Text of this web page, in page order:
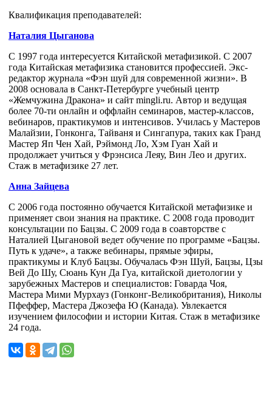
Квалификация преподавателей:
Наталия Цыганова
С 1997 года интересуется Китайской метафизикой. С 2007
года Китайская метафизика становится профессией. Экс-
редактор журнала «Фэн шуй для современной жизни». В
2008 основала в Санкт-Петербурге учебный центр
«Жемчужина Дракона» и сайт mingli.ru. Автор и ведущая
более 70-ти онлайн и оффлайн семинаров, мастер-классов,
вебинаров, практикумов и интенсивов. Училась у Мастеров
Малайзии, Гонконга, Тайваня и Сингапура, таких как Гранд
Мастер Яп Чен Хай, Рэймонд Ло, Хэм Гуан Хай и
продолжает учиться у Фрэнсиса Леяу, Вин Лео и других.
Стаж в метафизике 27 лет.
Анна Зайцева
С 2006 года постоянно обучается Китайской метафизике и
применяет свои знания на практике. С 2008 года проводит
консультации по Бацзы. С 2009 года в соавторстве с
Наталией Цыгановой ведет обучение по программе «Бацзы.
Путь к удаче», а также вебинары, прямые эфиры,
практикумы и Клуб Бацзы. Обучалась Фэн Шуй, Бацзы, Цзы
Вей До Шу, Сюань Кун Да Гуа, китайской диетологии у
зарубежных Мастеров и специалистов: Говарда Чоя,
Мастера Мими Мурхауз (Гонконг-Великобритания), Николы
Пфеффер, Мастера Джозефа Ю (Канада). Увлекается
изучением философии и истории Китая. Стаж в метафизике
24 года.